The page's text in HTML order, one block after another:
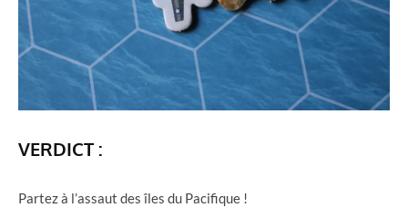
VERDICT :
Partez à l’assaut des îles du Pacifique !